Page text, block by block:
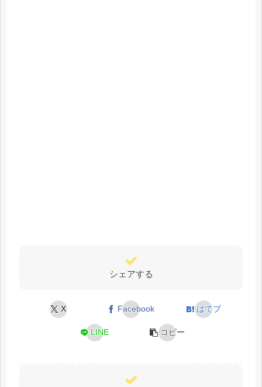
シェアする
X Facebook はてブ
LINE コピー